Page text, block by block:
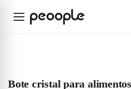
Bote cristal para alimentos